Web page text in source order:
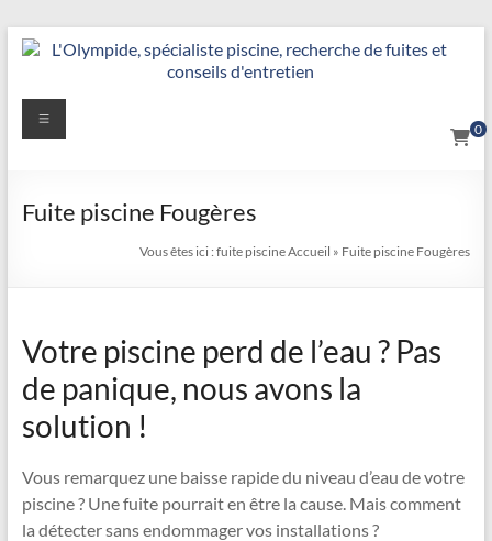
Aller
au
Détection
Réparation
L’Olympide
—
Expert
France
Recherche
0
Menu
Fuite piscine Fougères
Vous êtes ici : fuite piscineAccueil » Fuite piscine Fougères
Votre piscine perd de l’eau ? Pas
de panique, nous avons la
solution !
Vous remarquez une baisse rapide du niveau d’eau de votre
piscine ? Une fuite pourrait en être la cause. Mais comment
la détecter sans endommager vos installations ?